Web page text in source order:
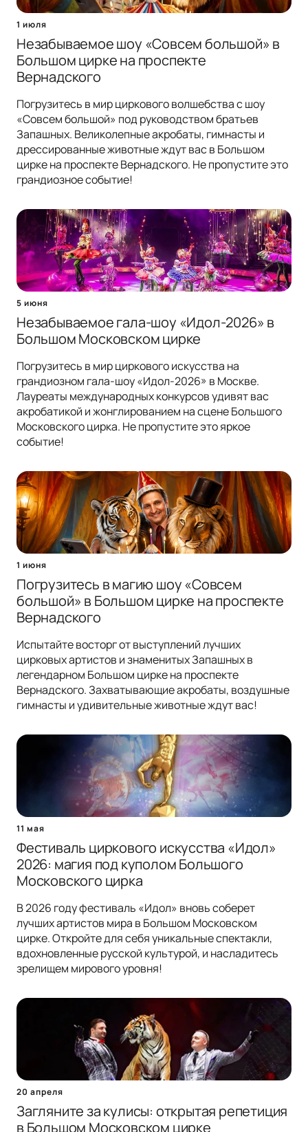
1 июля
Незабываемое шоу «Совсем большой» в
Большом цирке на проспекте
Вернадского
Погрузитесь в мир циркового волшебства с шоу
«Совсем большой» под руководством братьев
Запашных. Великолепные акробаты, гимнасты и
дрессированные животные ждут вас в Большом
цирке на проспекте Вернадского. Не пропустите это
грандиозное событие!
5 июня
Незабываемое гала-шоу «Идол-2026» в
Большом Московском цирке
Погрузитесь в мир циркового искусства на
грандиозном гала-шоу «Идол-2026» в Москве.
Лауреаты международных конкурсов удивят вас
акробатикой и жонглированием на сцене Большого
Московского цирка. Не пропустите это яркое
событие!
1 июня
Погрузитесь в магию шоу «Совсем
большой» в Большом цирке на проспекте
Вернадского
Испытайте восторг от выступлений лучших
цирковых артистов и знаменитых Запашных в
легендарном Большом цирке на проспекте
Вернадского. Захватывающие акробаты, воздушные
гимнасты и удивительные животные ждут вас!
11 мая
Фестиваль циркового искусства «Идол»
2026: магия под куполом Большого
Московского цирка
В 2026 году фестиваль «Идол» вновь соберет
лучших артистов мира в Большом Московском
цирке. Откройте для себя уникальные спектакли,
вдохновленные русской культурой, и насладитесь
зрелищем мирового уровня!
20 апреля
Загляните за кулисы: открытая репетиция
в Большом Московском цирке